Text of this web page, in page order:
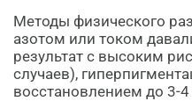
Методы физического
азотом или током
результат с высоким
случаев),
восстановлением до 3-4